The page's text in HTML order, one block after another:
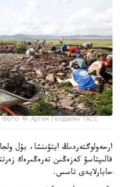
Фото: © Артем Геодакян/ ТАСС
ارحەولوگتەردىڭ ايتۋىنشا، بۇل
قالىپتاسۋ كەزەڭىن تەرەڭىرەك
حابارلايدى تاسس.